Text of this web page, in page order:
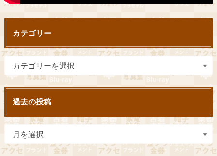
カテゴリー
過去の投稿